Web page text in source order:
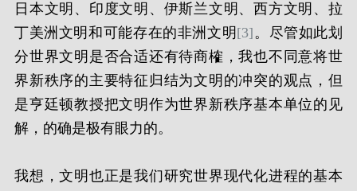
日本文明、印度文明、伊斯兰文明、西方文明、拉
丁美洲文明和可能存在的非洲文明 [3]。尽管如此划
分世界文明是否合适还有待商榷，我也不同意将世
界新秩序的主要特征归结为文明的冲突的观点，但
是亨廷顿教授把文明作为世界新秩序基本单位的见
解，的确是极有眼力的。
我想，文明也正是我们研究世界现代化进程的基本